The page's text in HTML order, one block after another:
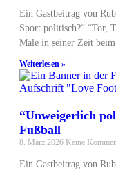
Ein Gastbeitrag von
Sport politisch?“ “Tor,
Male in seiner Zeit beim
Weiterlesen »
“Unweigerlich
Fußball
8. März 2026 Keine
Ein Gastbeitrag von